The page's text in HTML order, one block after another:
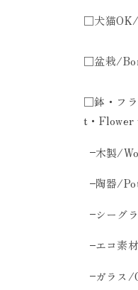
□犬猫
□盆栽/
□鉢・フ
t・Flower
木製/
陶器/
シーグ
エコ素
ガラス/